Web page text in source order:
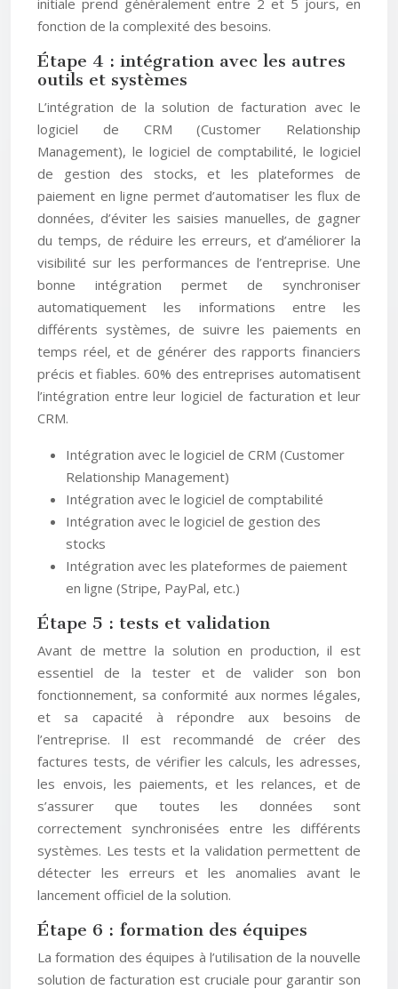
initiale prend généralement entre 2 et 5 jours, en
fonction de la complexité des besoins.
Étape 4 : intégration avec les autres
outils et systèmes
L’intégration de la solution de facturation avec le
logiciel de CRM (Customer Relationship
Management), le logiciel de comptabilité, le logiciel
de gestion des stocks, et les plateformes de
paiement en ligne permet d’automatiser les flux de
données, d’éviter les saisies manuelles, de gagner
du temps, de réduire les erreurs, et d’améliorer la
visibilité sur les performances de l’entreprise. Une
bonne intégration permet de synchroniser
automatiquement les informations entre les
différents systèmes, de suivre les paiements en
temps réel, et de générer des rapports financiers
précis et fiables. 60% des entreprises automatisent
l’intégration entre leur logiciel de facturation et leur
CRM.
Intégration avec le logiciel de CRM (Customer
Relationship Management)
Intégration avec le logiciel de comptabilité
Intégration avec le logiciel de gestion des
stocks
Intégration avec les plateformes de paiement
en ligne (Stripe, PayPal, etc.)
Étape 5 : tests et validation
Avant de mettre la solution en production, il est
essentiel de la tester et de valider son bon
fonctionnement, sa conformité aux normes légales,
et sa capacité à répondre aux besoins de
l’entreprise. Il est recommandé de créer des
factures tests, de vérifier les calculs, les adresses,
les envois, les paiements, et les relances, et de
s’assurer que toutes les données sont
correctement synchronisées entre les différents
systèmes. Les tests et la validation permettent de
détecter les erreurs et les anomalies avant le
lancement officiel de la solution.
Étape 6 : formation des équipes
La formation des équipes à l’utilisation de la nouvelle
solution de facturation est cruciale pour garantir son